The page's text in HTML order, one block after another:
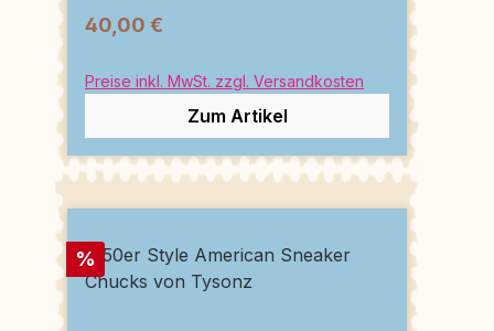
40,00 €
Preise inkl. MwSt. zzgl. Versandkosten
Zum Artikel
Rabatt
%